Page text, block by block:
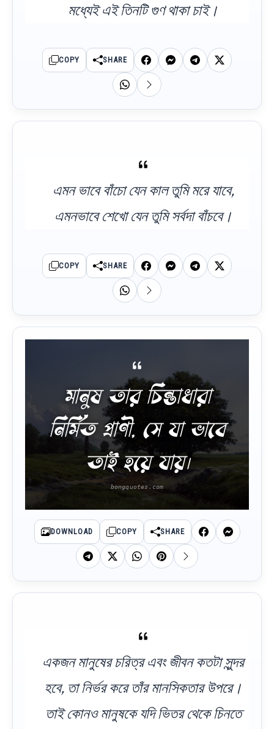
মধ্যেই এই তিনটি গুণ থাকা চাই।
COPY SHARE
এমন ভাবে বাঁচো যেন কাল তুমি মরে যাবে,
এমনভাবে শেখো যেন তুমি সর্বদা বাঁচবে।
COPY SHARE
মানুষ তার চিন্তাধারা
নির্মিত প্রাণী, সে যা ভাবে
তাই হয়ে যায়।
DOWNLOAD COPY SHARE
একজন মানুষের চরিত্র এবং জীবন কতটা সুন্দর
হবে, তা নির্ভর করে তাঁর মানসিকতার উপরে।
তাই কোনও মানুষকে যদি ভিতর থেকে চিনতে